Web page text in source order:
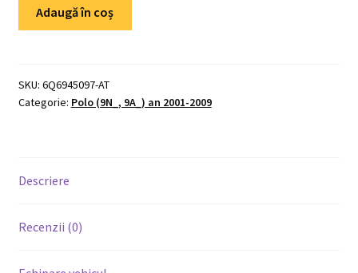
9A_)
lampa/stop
pe
Adaugă în coș
SKU: 6Q6945097-AT
Categorie: Polo (9N_, 9A_) an 2001-2009
Descriere
Recenzii (0)